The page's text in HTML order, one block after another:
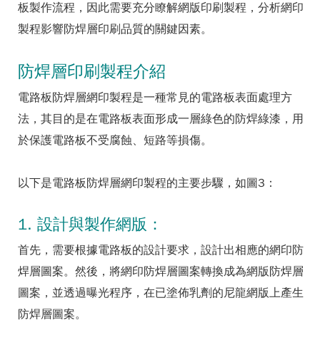
板製作流程，因此需要充分瞭解網版印刷製程，分析網印
製程影響防焊層印刷品質的關鍵因素。
防焊層印刷製程介紹
電路板防焊層網印製程是一種常見的電路板表面處理方
法，其目的是在電路板表面形成一層綠色的防焊綠漆，用
於保護電路板不受腐蝕、短路等損傷。
以下是電路板防焊層網印製程的主要步驟，如圖3：
1. 設計與製作網版：
首先，需要根據電路板的設計要求，設計出相應的網印防
焊層圖案。然後，將網印防焊層圖案轉換成為網版防焊層
圖案，並透過曝光程序，在已塗佈乳劑的尼龍網版上產生
防焊層圖案。